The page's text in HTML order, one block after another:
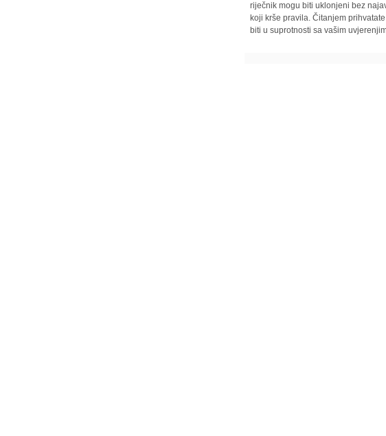
riječnik mogu biti uklonjeni bez
koji krše pravila. Čitanjem
biti u suprotnosti sa vašim